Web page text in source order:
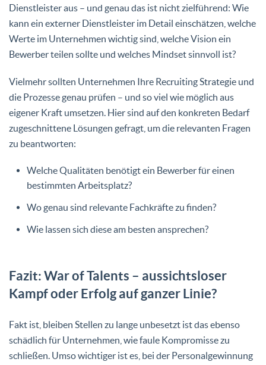
Dienstleister aus – und genau das ist nicht zielführend: Wie
kann ein externer Dienstleister im Detail einschätzen, welche
Werte im Unternehmen wichtig sind, welche Vision ein
Bewerber teilen sollte und welches Mindset sinnvoll ist?
Vielmehr sollten Unternehmen Ihre Recruiting Strategie und
die Prozesse genau prüfen – und so viel wie möglich aus
eigener Kraft umsetzen. Hier sind auf den konkreten Bedarf
zugeschnittene Lösungen gefragt, um die relevanten Fragen
zu beantworten:
Welche Qualitäten benötigt ein Bewerber für einen
bestimmten Arbeitsplatz?
Wo genau sind relevante Fachkräfte zu finden?
Wie lassen sich diese am besten ansprechen?
Fazit: War of Talents – aussichtsloser
Kampf oder Erfolg auf ganzer Linie?
Fakt ist, bleiben Stellen zu lange unbesetzt ist das ebenso
schädlich für Unternehmen, wie faule Kompromisse zu
schließen. Umso wichtiger ist es, bei der Personalgewinnung